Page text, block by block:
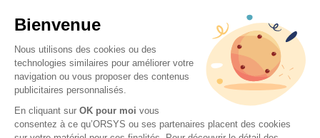
Bienvenue
Nous utilisons des cookies ou des
technologies similaires pour améliorer votre
navigation ou vous proposer des contenus
publicitaires personnalisés.
En cliquant sur OK pour moi vous
consentez à ce qu’ORSYS ou ses partenaires placent des cookies